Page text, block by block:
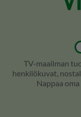
TV-maailman
henkilökuvat,
Nappaa